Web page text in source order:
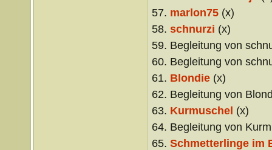
57. marlon75(x)
58. schnurzi (x)
59. Begleitung von
60. Begleitung von
61. Blondie(x)
62. Begleitung von
63. Kurmuschel (x)
64. Begleitung von
65. Schmetterlinge im